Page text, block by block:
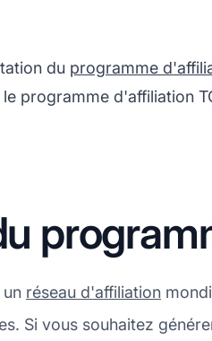
du programme
programme d'affiliation
réseau d'affiliation
Si vous souhaitez